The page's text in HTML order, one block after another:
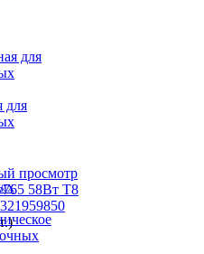
для
просмотр
58Вт T8